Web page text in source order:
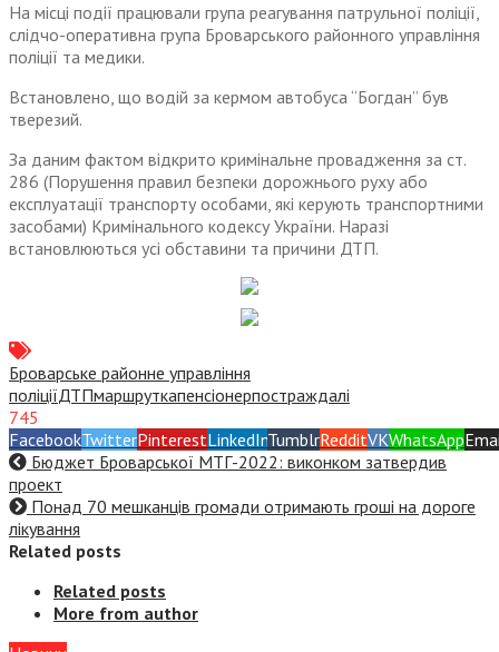
На місці події працювали група реагування патрульної поліції,
слідчо-оперативна група Броварського районного управління
поліції та медики.
Встановлено, що водій за кермом автобуса “Богдан” був
тверезий.
За даним фактом відкрито кримінальне провадження за ст.
286 (Порушення правил безпеки дорожнього руху або
експлуатації транспорту особами, які керують транспортними
засобами) Кримінального кодексу України. Наразі
встановлюються усі обставини та причини ДТП.
Броварське районне управління
поліціїДТПмаршруткапенсіонерпостраждалі
745
FacebookTwitterPinterestLinkedInTumblrRedditVKWhatsApp
Бюджет Броварської МТГ-2022: виконком затвердив
проект
Понад 70 мешканців громади отримають гроші на дороге
лікування
Related posts
Related posts
More from author